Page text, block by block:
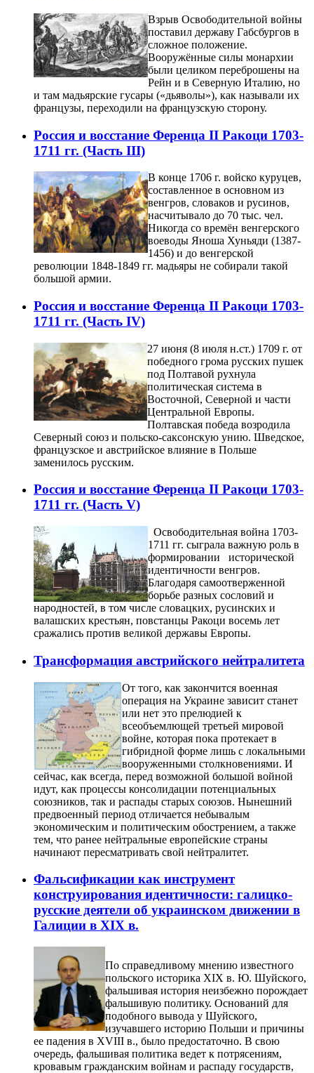
Взрыв Освободительной войны
поставил державу Габсбургов в
сложное положение.
Вооружённые силы монархии
были целиком переброшены на
Рейн и в Северную Италию, но
и там мадьярские гусары («дьяволы»), как называли их
французы, переходили на французскую сторону.
Россия и восстание Ференца II Ракоци 1703-
1711 гг. (Часть III)
В конце 1706 г. войско куруцев,
составленное в основном из
венгров, словаков и русинов,
насчитывало до 70 тыс. чел.
Никогда со времён венгерского
воеводы Яноша Хуньяди (1387-
1456) и до венгерской
революции 1848-1849 гг. мадьяры не собирали такой
большой армии.
Россия и восстание Ференца II Ракоци 1703-
1711 гг. (Часть IV)
27 июня (8 июля н.ст.) 1709 г. от
победного грома русских пушек
под Полтавой рухнула
политическая система в
Восточной, Северной и части
Центральной Европы.
Полтавская победа возродила
Северный союз и польско-саксонскую унию. Шведское,
французское и австрийское влияние в Польше
заменилось русским.
Россия и восстание Ференца II Ракоци 1703-
1711 гг. (Часть V)
Освободительная война 1703-
1711 гг. сыграла важную роль в
формировании исторической
идентичности венгров.
Благодаря самоотверженной
борьбе разных сословий и
народностей, в том числе словацких, русинских и
валашских крестьян, повстанцы Ракоци восемь лет
сражались против великой державы Европы.
Трансформация австрийского нейтралитета
От того, как закончится военная
операция на Украине зависит станет
или нет это прелюдией к
всеобъемлющей третьей мировой
войне, которая пока протекает в
гибридной форме лишь с локальными
вооруженными столкновениями. И
сейчас, как всегда, перед возможной большой войной
идут, как процессы консолидации потенциальных
союзников, так и распады старых союзов. Нынешний
предвоенный период отличается небывалым
экономическим и политическим обострением, а также
тем, что ранее нейтральные европейские страны
начинают пересматривать свой нейтралитет.
Фальсификации как инструмент
конструирования идентичности: галицко-
русские деятели об украинском движении в
Галиции в XIX в.
По справедливому мнению известного
польского историка XIX в. Ю. Шуйского,
фальшивая история неизбежно порождает
фальшивую политику. Оснований для
подобного вывода у Шуйского,
изучавшего историю Польши и причины
ее падения в XVIII в., было предостаточно. В свою
очередь, фальшивая политика ведет к потрясениям,
кровавым гражданским войнам и распаду государств,